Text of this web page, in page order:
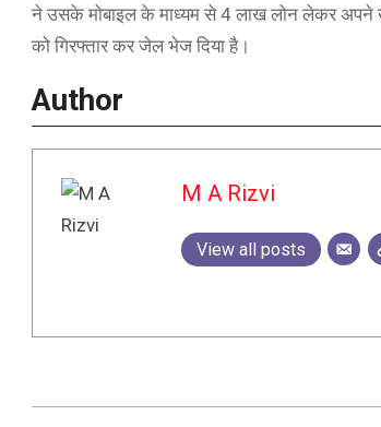
ने उसके मोबाइल के माध्यम से 4 लाख लोन लेकर अपने
को गिरफ्तार कर जेल भेज दिया है।
Author
M A Rizvi
View all posts